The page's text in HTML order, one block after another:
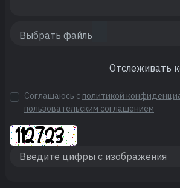
Отслеживать
Соглашаюсь с политикой
пользовательским соглашением